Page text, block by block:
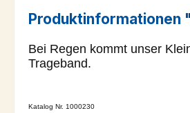
Produktinformationen
Bei Regen kommt unser
Trageband.
Katalog Nr. 1000230